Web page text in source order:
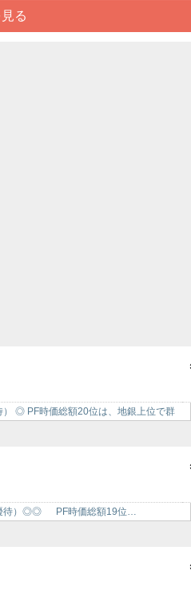
る
◎ PF時価総額20位は、地銀上位で群
優待）◎◎ PF時価総額19位…